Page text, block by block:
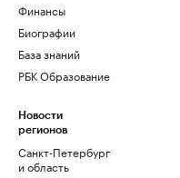
Финансы
Биографии
База знаний
РБК Образование
Новости
регионов
Санкт-Петербург
и область